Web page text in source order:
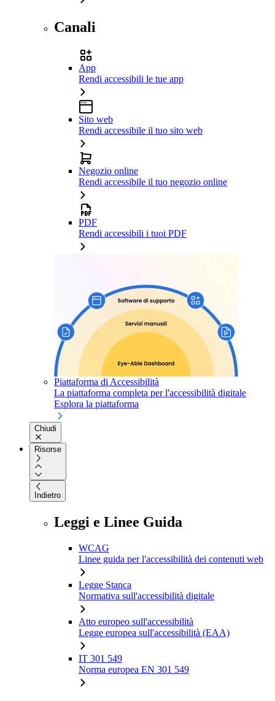
Canali
App
Rendi accessibili le tue app
Sito web
Rendi accessibile il tuo sito web
Negozio online
Rendi accessibile il tuo negozio online
PDF
Rendi accessibili i tuoi PDF
Piattaforma di Accessibilità
La piattaforma completa per l'accessibilità digitale
Esplora la piattaforma
Chiudi
Risorse
Indietro
Leggi e Linee Guida
WCAG
Linee guida per l'accessibilità dei contenuti web
Legge Stanca
Normativa sull'accessibilità digitale
Atto europeo sull'accessibilità
Legge europea sull'accessibilità (EAA)
IT 301 549
Norma europea EN 301 549